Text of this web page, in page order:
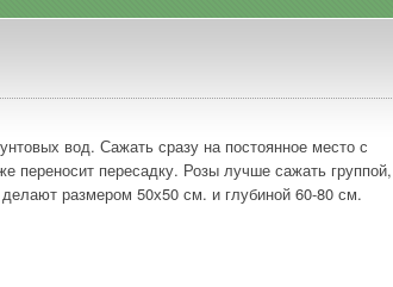
вод. Сажать сразу на постоянное место с
переносит пересадку. Розы лучше сажать группой,
размером 50х50 см. и глубиной 60-80 см.